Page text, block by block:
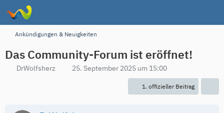
Ankündigungen & Neuigkeiten
Das Community-Forum ist eröffnet!
DrWolfsherz 25. September 2025 um 15:00
1. offizieller Beitrag